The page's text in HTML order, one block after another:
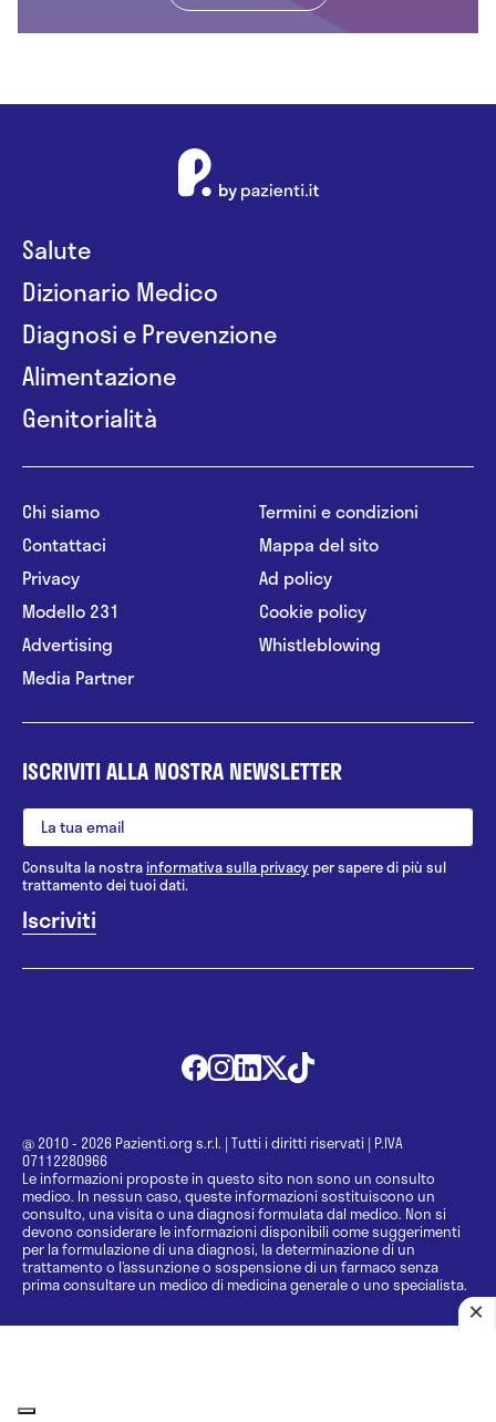
Salute
Dizionario Medico
Diagnosi e Prevenzione
Alimentazione
Genitorialità
Chi siamo
Contattaci
Privacy
Modello 231
Advertising
Media Partner
Termini e condizioni
Mappa del sito
Ad policy
Cookie policy
Whistleblowing
ISCRIVITI ALLA NOSTRA NEWSLETTER
Consulta la nostrainformativa sulla privacy per sapere di più sul
trattamento dei tuoi dati.
@ 2010 - 2026 Pazienti.org s.r.l. | Tutti i diritti riservati | P.IVA
07112280966
Le informazioni proposte in questo sito non sono un consulto
medico. In nessun caso, queste informazioni sostituiscono un
consulto, una visita o una diagnosi formulata dal medico. Non si
devono considerare le informazioni disponibili come suggerimenti
per la formulazione di una diagnosi, la determinazione di un
trattamento o l’assunzione o sospensione di un farmaco senza
prima consultare un medico di medicina generale o uno specialista.